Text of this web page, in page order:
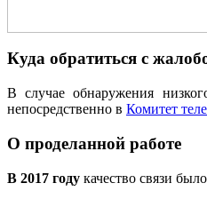
Куда обратиться с
В случае обнаружения
непосредственно в Комитет
О проделанной работе
В 2017 году качество связи